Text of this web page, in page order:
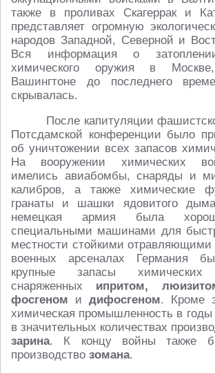
также в проливах Скагеррак и
представляет огромную
народов Западной, Северной и
Вся информация о
химического оружия в
Вашингтоне до последнего
скрывалась.
После капитуляции
Потсдамской конференции было
об уничтожении всех запасов
На вооружении химических
имелись авиабомбы, снаряды и
калибров, а также химические
гранаты и шашки ядовитого
немецкая армия была
специальными машинами для
местности стойкими
военных арсеналах Германия
крупные запасы химических
снаряженных ипритом,
фосгеном и дифосгеном. Кроме
химическая промышленность в
в значительных количествах
зарина. К концу войны также
производство зомана.